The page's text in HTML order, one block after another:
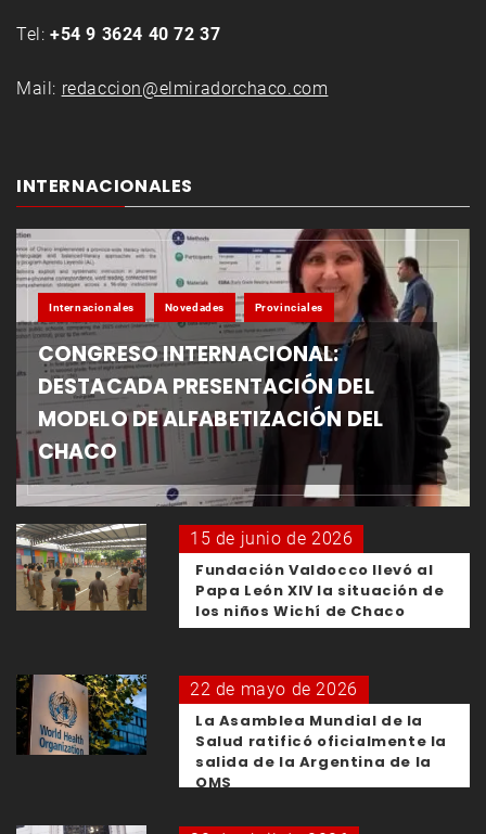
Tel: +54 9 3624 40 72 37
Mail: redaccion@elmiradorchaco.com
INTERNACIONALES
Internacionales Novedades Provinciales
CONGRESO INTERNACIONAL:
DESTACADA PRESENTACIÓN DEL
MODELO DE ALFABETIZACIÓN DEL
CHACO
15 de junio de 2026
Fundación Valdocco llevó al
Papa León XIV la situación de
los niños Wichí de Chaco
22 de mayo de 2026
La Asamblea Mundial de la
Salud ratificó oficialmente la
salida de la Argentina de la
OMS